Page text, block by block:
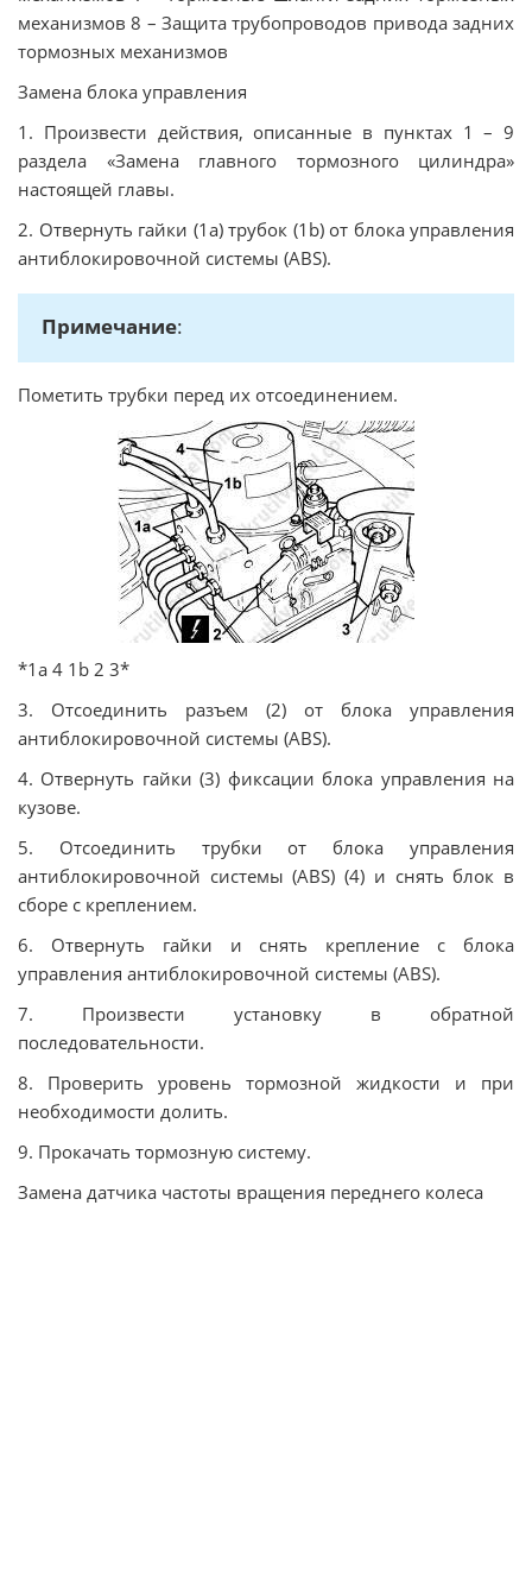
механизмов 8 – Защита трубопроводов привода задних
тормозных механизмов
Замена блока управления
1. Произвести действия, описанные в пунктах 1 – 9
раздела «Замена главного тормозного цилиндра»
настоящей главы.
2. Отвернуть гайки (1а) трубок (1b) от блока управления
антиблокировочной системы (ABS).
Примечание:
Пометить трубки перед их отсоединением.
*1а 4 1b 2 3*
3. Отсоединить разъем (2) от блока управления
антиблокировочной системы (ABS).
4. Отвернуть гайки (3) фиксации блока управления на
кузове.
5. Отсоединить трубки от блока управления
антиблокировочной системы (ABS) (4) и снять блок в
сборе с креплением.
6. Отвернуть гайки и снять крепление с блока
управления антиблокировочной системы (ABS).
7. Произвести установку в обратной
последовательности.
8. Проверить уровень тормозной жидкости и при
необходимости долить.
9. Прокачать тормозную систему.
Замена датчика частоты вращения переднего колеса